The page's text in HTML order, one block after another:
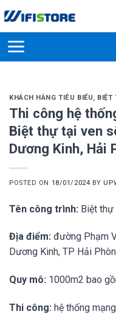
to
KHÁCH HÀNG TIÊU BIỂU, BIỆT
Thi công hệ
Biệt thự tại ven
Dương Kinh, Hải
POSTED ON 18/01/2024 BY
Tên công trình: Biệt thự
Địa điểm: đường Phạm
Dương Kinh, TP Hải
Quy mô: 1000m2 bao
Thi công: hệ thống